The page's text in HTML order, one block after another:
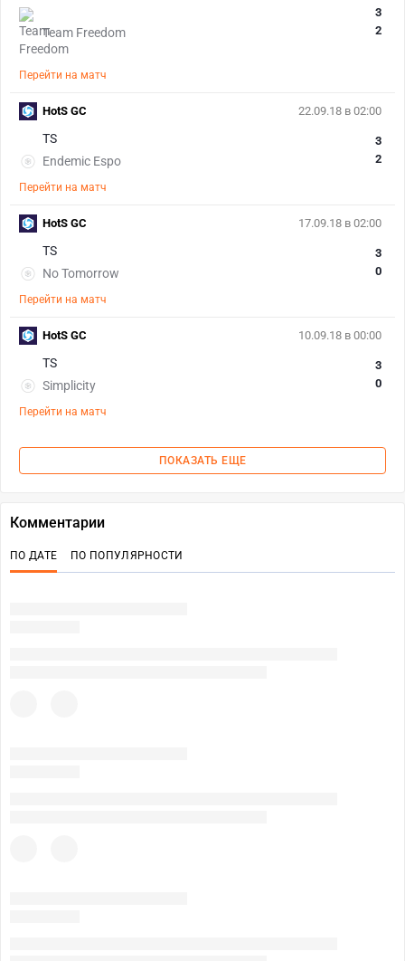
Team Freedom
3
2
Перейти на матч
22.09.18 в 02:00
TS
Endemic Espo
3
2
Перейти на матч
HotS GC
17.09.18 в 02:00
TS
No Tomorrow
3
0
Перейти на матч
HotS GC
10.09.18 в 00:00
TS
Simplicity
3
0
Перейти на матч
HotS GC
ПОКАЗАТЬ ЕЩЕ
Комментарии
ПО ДАТЕ ПО ПОПУЛЯРНОСТИ